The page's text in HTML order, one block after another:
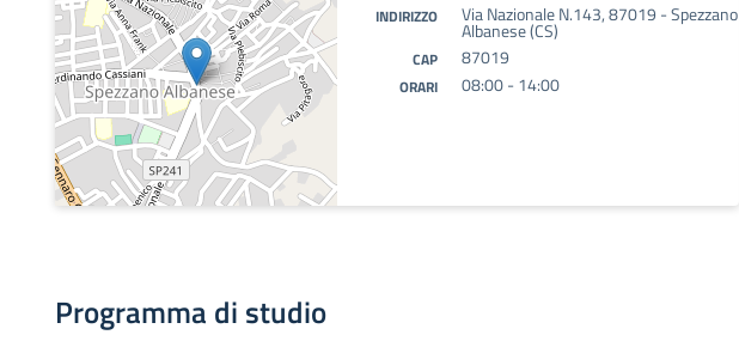
INDIRIZZO Via Nazionale N.143, 87019 - Spezzano
Albanese (CS)
CAP 87019
ORARI 08:00 - 14:00
Programma di studio